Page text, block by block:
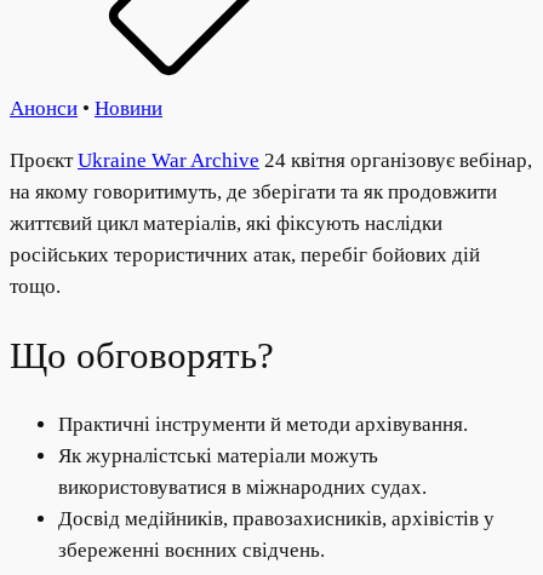
Анонси • Новини
ПроєктUkraine War Archive 24 квітня організовує вебінар,
на якому говоритимуть, де зберігати та як продовжити
життєвий цикл матеріалів, які фіксують наслідки
російських терористичних атак, перебіг бойових дій
тощо.
Що обговорять?
Практичні інструменти й методи архівування.
Як журналістські матеріали можуть
використовуватися в міжнародних судах.
Досвід медійників, правозахисників, архівістів у
збереженні воєнних свідчень.